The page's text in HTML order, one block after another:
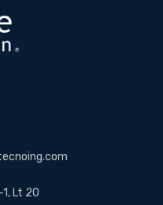
Lt 20